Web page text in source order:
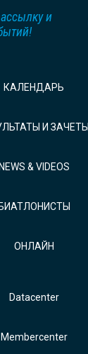
и
КАЛЕНДАРЬ
И ЗАЧЕТЫ
NEWS & VIDEOS
БИАТЛОНИСТЫ
ОНЛАЙН
Datacenter
Membercenter